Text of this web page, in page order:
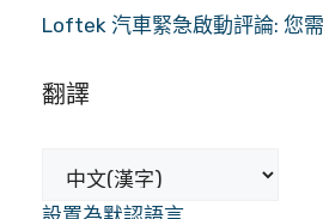
Loftek 汽車緊急啟動評論: 您
翻譯